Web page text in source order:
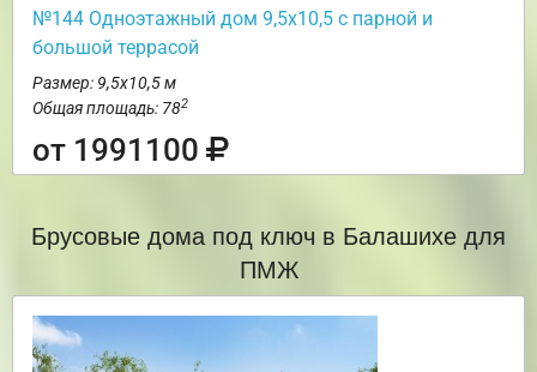
№144 Одноэтажный дом 9,5х10,5 с парной и
большой террасой
Размер: 9,5х10,5 м
Общая площадь: 782
от 1991100
Брусовые дома под ключ в Балашихе для
ПМЖ